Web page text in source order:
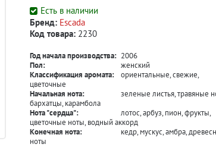
Есть в наличии
Бренд: Escada
Код товара:2230
Год начала производства: 2006
Пол:
женский
Классификация аромата:
ориентальные, свежие,
цветочные
Начальная нота:
зеленые листья, травяные
бархатцы, карамбола
Нота "сердца":
лотос, арбуз, пион, фрукты,
цветочные ноты, водный аккорд
Конечная нота:
кедр, мускус, амбра,
ноты